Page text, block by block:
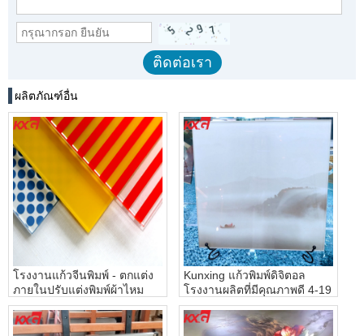
ผลิตภัณฑ์อื่น
โรงงานแก้วจีนพิมพ์ - ตกแต่ง
ภายในปรับแต่งพิมพ์ผ้าไหม
แก้ว
Kunxing แก้วพิมพ์ดิจิตอล
โรงงานผลิตที่มีคุณภาพดี 4-19
มิลลิเมตรแก้วพิมพ์ดิจิตอล
สำหรับพาร์ทิชันผนัง